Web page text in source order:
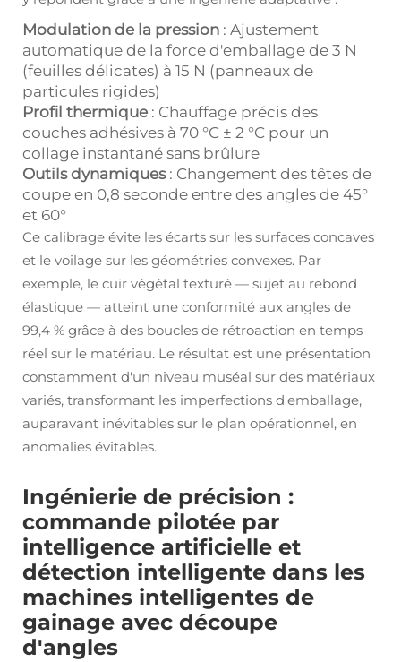
Modulation de la pression : Ajustement
automatique de la force d'emballage de 3 N
(feuilles délicates) à 15 N (panneaux de
particules rigides)
Profil thermique : Chauffage précis des
couches adhésives à 70 °C ± 2 °C pour un
collage instantané sans brûlure
Outils dynamiques : Changement des têtes de
coupe en 0,8 seconde entre des angles de 45°
et 60°
Ce calibrage évite les écarts sur les surfaces concaves
et le voilage sur les géométries convexes. Par
exemple, le cuir végétal texturé — sujet au rebond
élastique — atteint une conformité aux angles de
99,4 % grâce à des boucles de rétroaction en temps
réel sur le matériau. Le résultat est une présentation
constamment d'un niveau muséal sur des matériaux
variés, transformant les imperfections d'emballage,
auparavant inévitables sur le plan opérationnel, en
anomalies évitables.
Ingénierie de précision :
commande pilotée par
intelligence artificielle et
détection intelligente dans les
machines intelligentes de
gainage avec découpe
d'angles